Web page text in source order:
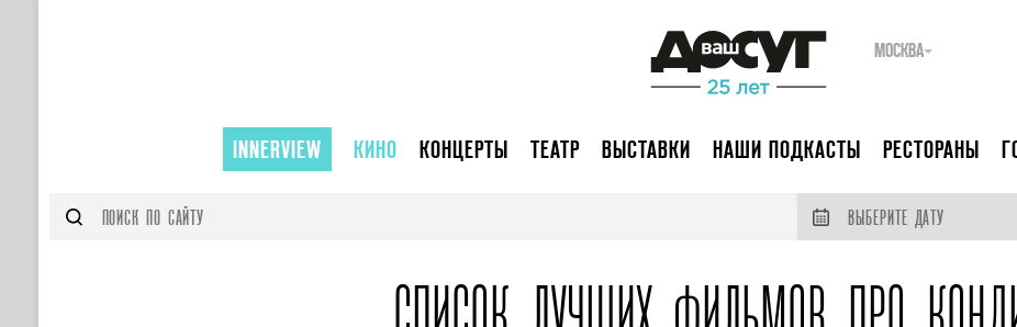
МОСКВА
INNERVIEW КИНО КОНЦЕРТЫ ТЕАТР ВЫСТАВКИ НАШИ ПОДКАСТЫ РЕСТОРАНЫ
ВЫБЕРИТЕ ДАТУ